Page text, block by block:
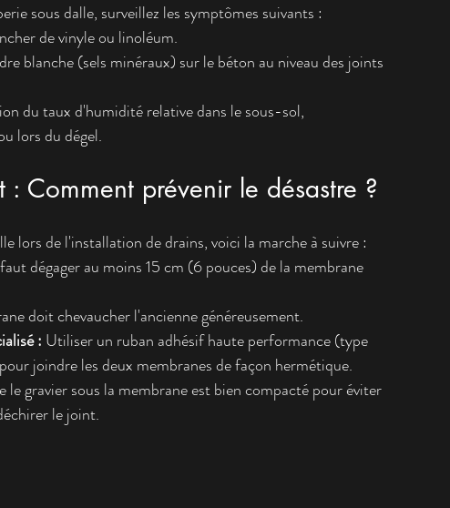
sous dalle, surveillez les symptômes suivants :
de vinyle ou linoléum.
blanche (sels minéraux) sur le béton au niveau des joints
du taux d'humidité relative dans le sous-sol,
lors du dégel.
Comment prévenir le désastre ?
lors de l'installation de drains, voici la marche à suivre :
dégager au moins 15 cm (6 pouces) de la membrane
doit chevaucher l'ancienne généreusement.
: Utiliser un ruban adhésif haute performance (type
joindre les deux membranes de façon hermétique.
le gravier sous la membrane est bien compacté pour éviter
le joint.